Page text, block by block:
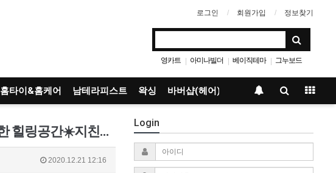
로그인 회원가입 정보찾기
영카트 | 아미나빌더 | 베이직테마 | 그누보드
홈타이&홈케어 남테라피스트 왁싱 바버샵(헤어)
대구건마_벨테라피 ☀️센슈얼 스웨디시☀️봉덕동 스웨디시 전문샵☀️쾌적하고 아늑한 힐링공간☀️지친하루의 피로 녹이기❤️ 봉덕동스…
2020.12.21 12:16
Login